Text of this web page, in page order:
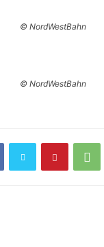
© NordWestBahn
© NordWestBahn